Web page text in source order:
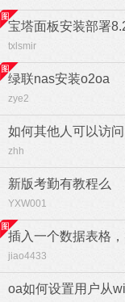
宝塔面板安装部署
txlsmir
绿联nas安装o2oa
zye2
如何其他人可以访问
zhh
新版考勤有教程么
YXW001
插入一个数据表格
jiao4433
oa如何设置用户从